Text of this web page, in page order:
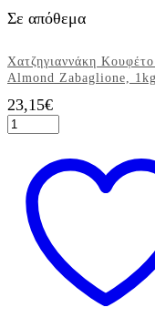
Σε απόθεμα
Χατζηγιαννάκη
Almond Zabaglione, 1kg
23,15€
Χατζηγιαννάκη
Κουφέτο
Almond
Zabaglione,
1kg
ποσότητα